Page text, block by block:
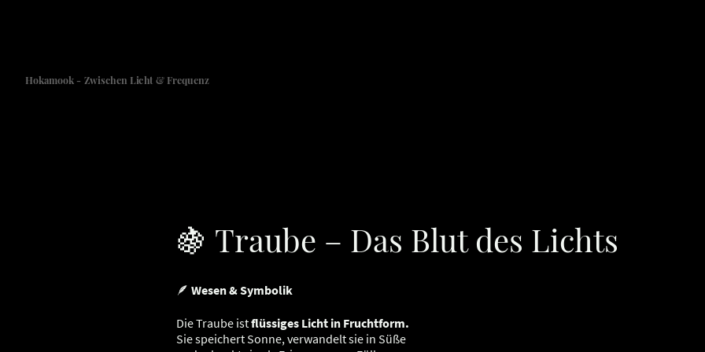
Hokamook - Zwischen Licht & Frequenz
🍇 Traube – Das Blut des Lichts
🪶 Wesen & Symbolik
Die Traube istflüssiges Licht in Fruchtform.
Sie speichert Sonne, verwandelt sie in Süße